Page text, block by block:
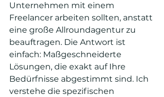
Unternehmen mit einem
Freelancer arbeiten sollten, anstatt
eine große Allroundagentur zu
beauftragen. Die Antwort ist
einfach: Maßgeschneiderte
Lösungen, die exakt auf Ihre
Bedürfnisse abgestimmt sind. Ich
verstehe die spezifischen